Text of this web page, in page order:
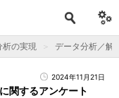
析の実現 データ分析／解
2024年11月21日
関するアンケート